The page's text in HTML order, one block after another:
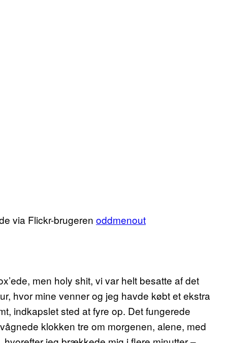
via Flickr-brugeren oddmenout
men holy shit, vi var helt besatte af det
hvor mine venner og jeg havde købt et ekstra
indkapslet sted at fyre op. Det fungerede
klokken tre om morgenen, alene, med